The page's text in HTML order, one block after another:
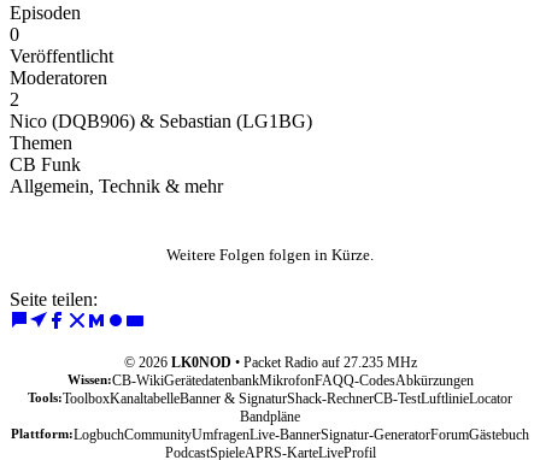
Episoden
0
Veröffentlicht
Moderatoren
2
Nico (DQB906) & Sebastian (LG1BG)
Themen
CB Funk
Allgemein, Technik & mehr
Weitere Folgen folgen in Kürze.
Seite teilen:
© 2026 LK0NOD • Packet Radio auf 27.235 MHz
Wissen:CB-WikiGerätedatenbankMikrofonFAQQ-CodesAbkürzungen
Tools:ToolboxKanaltabelleBanner & SignaturShack-RechnerCB-TestLuftlinieLocator
Bandpläne
Plattform:LogbuchCommunityUmfragenLive-BannerSignatur-GeneratorForumGästebuch
PodcastSpieleAPRS-KarteLiveProfil